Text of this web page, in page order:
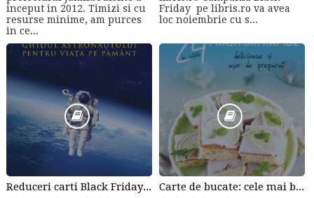
inceput in 2012. Timizi si cu
resurse minime, am purces
in ce...
Friday pe libris.ro va avea
loc noiembrie cu s...
Reduceri carti Black Friday :-) Carte de bucate: cele mai bune retete de gatit - 24 de retete delicioase si usor de preparat de Laura Adamache